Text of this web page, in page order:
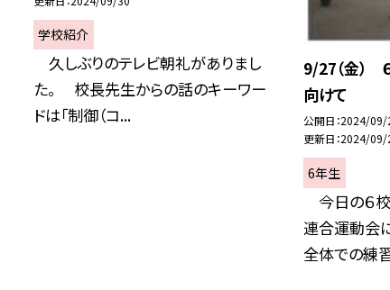
学校紹介
久しぶりのテレビ朝礼がありまし
た。 校長先生からの話のキーワー
ドは「制御（コ...
9/27（金）
向けて
公開日 2024/09/
更新日 2024/09/
6年生
今日の６校
連合運動会
全体での練